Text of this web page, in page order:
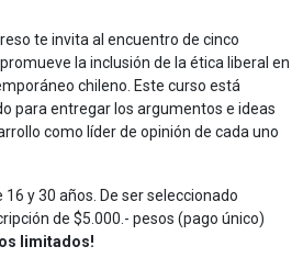
te invita al encuentro de cinco
la inclusión de la ética liberal en
chileno. Este curso está
para entregar los argumentos e ideas
como líder de opinión de cada uno
y 30 años. De ser seleccionado
de $5.000.- pesos (pago único)
limitados!